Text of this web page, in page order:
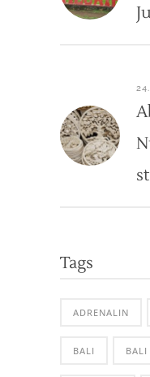
Tags
ADRENALIN
BALI BALI